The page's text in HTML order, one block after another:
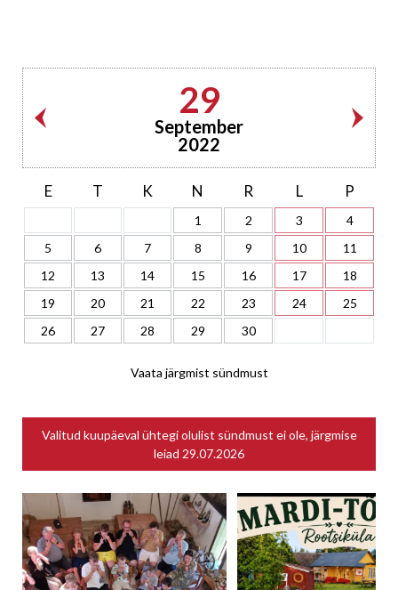
29
September
2022
E T K N R L P
1 2 3
4
5
6 7 8 9 10
11
12
13 14 15 16 17
18
19
20 21 22 23 24
25
26
27 28 29 30
Vaata järgmist sündmust
Valitud kuupäeval ühtegi olulist sündmust ei ole, järgmise
leiad 29.07.2026